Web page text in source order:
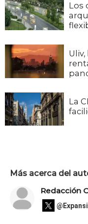
Los
La
Más acerca del
Redacción